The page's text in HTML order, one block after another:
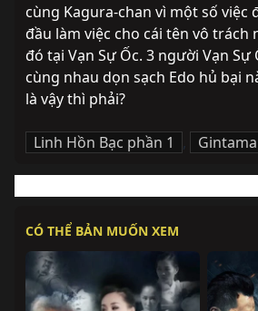
cùng Kagura-chan vì một số việc
đầu làm việc cho cái tên vô trách
đó tại Vạn Sự Ốc. 3 người Vạn Sự
cùng nhau dọn sạch Edo hủ bại
là vậy thì phải?
Linh Hồn Bạc phần 1 , Gintama
CÓ THỂ BẢN MUỐN XEM